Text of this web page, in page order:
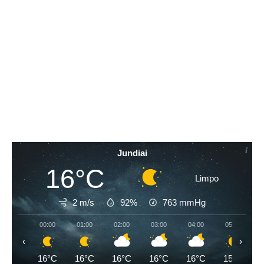
Jundiai
16°C Limpo
2 m/s 92% 763 mmHg
00:00
16°C
01:00
16°C
02:00
16°C
03:00
16°C
04:00
16°C
05:00
15°C
‹ ›